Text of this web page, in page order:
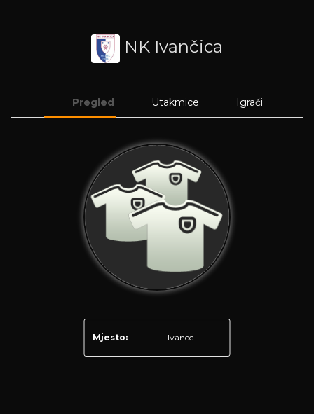
NK Ivančica
Pregled Utakmice Igrači
Mjesto: Ivanec